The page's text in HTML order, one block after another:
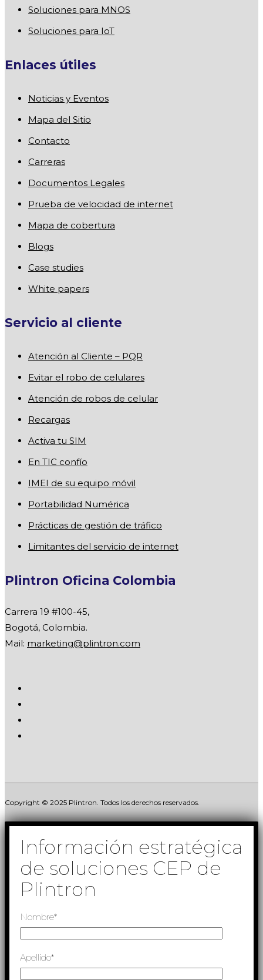
Soluciones para MNOS
Soluciones para IoT
Enlaces útiles
Noticias y Eventos
Mapa del Sitio
Contacto
Carreras
Documentos Legales
Prueba de velocidad de internet
Mapa de cobertura
Blogs
Case studies
White papers
Servicio al cliente
Atención al Cliente – PQR
Evitar el robo de celulares
Atención de robos de celular
Recargas
Activa tu SIM
En TIC confío
IMEI de su equipo móvil
Portabilidad Numérica
Prácticas de gestión de tráfico
Limitantes del servicio de internet
Plintron Oficina Colombia
Carrera 19 #100-45,
Bogotá, Colombia.
Mail: marketing@plintron.com
Copyright © 2025 Plintron. Todos los derechos reservados.
Información estratégica
de soluciones CEP de
Plintron
Nombre*
Apellido*